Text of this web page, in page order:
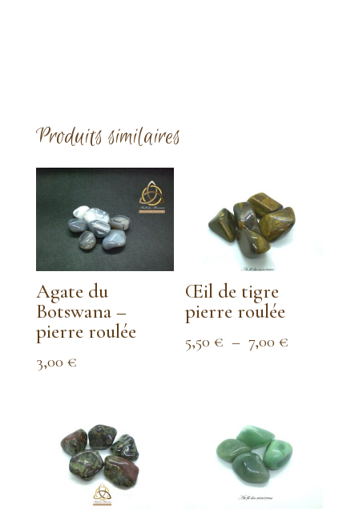
Produits similaires
Agate du
Botswana –
pierre roulée
3,00 €
Œil de tigre
pierre roulée
5,50€ – 7,00€
7,00 €